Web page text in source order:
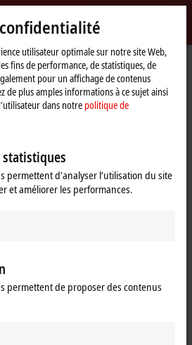
myBeckhoff
topologies
», nous affichons la vidéo et
de confidentialité tout en chargeant des
Vimeo. Veuillez vous référer ici à notre
des données.
utilisateur optimale sur notre site Web,
fins de performance, de statistiques, de
pour un affichage de contenus
de plus amples informations à ce sujet ainsi
dans notre politique de
statistiques
permettent d’analyser l’utilisation du site
et améliorer les performances.
permettent de proposer des contenus